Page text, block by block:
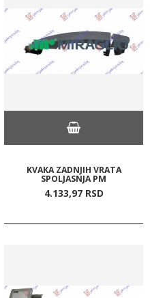
KVAKA ZADNJIH VRATA
SPOLJASNJA PM
4.133,97 RSD